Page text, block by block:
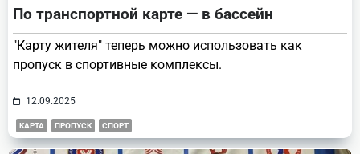
По транспортной карте — в бассейн
"Карту жителя" теперь можно использовать как
пропуск в спортивные комплексы.
12.09.2025
КАРТА ПРОПУСК СПОРТ